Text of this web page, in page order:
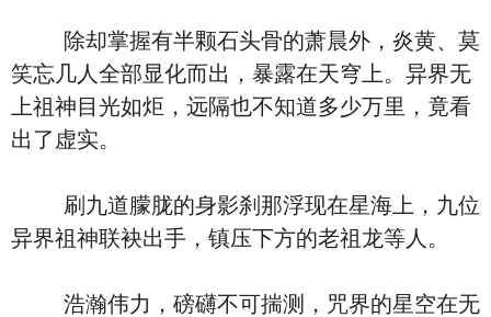
除却掌握有半颗石头骨的萧晨外，炎黄、莫
笑忘几人全部显化而出，暴露在天穹上。异界无
上祖神目光如炬，远隔也不知道多少万里，竟看
出了虚实。
刷九道朦胧的身影刹那浮现在星海上，九位
异界祖神联袂出手，镇压下方的老祖龙等人。
浩瀚伟力，磅礴不可揣测，咒界的星空在无